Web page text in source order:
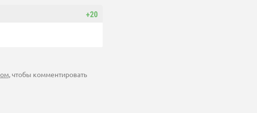
+20
, чтобы комментировать